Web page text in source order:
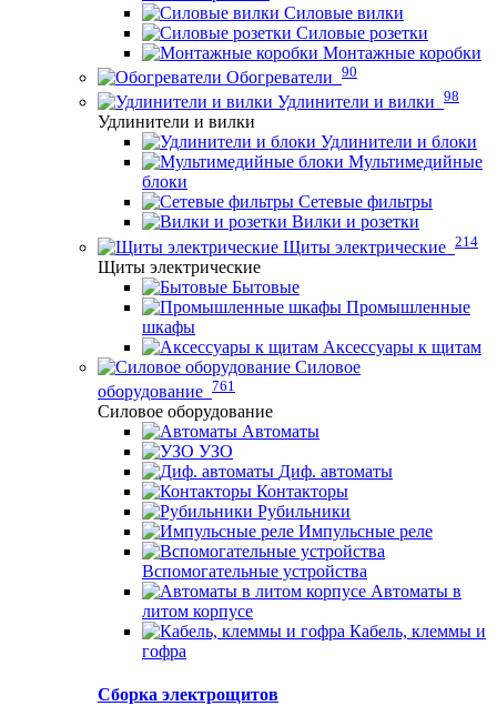
Силовые вилки
Силовые розетки
Монтажные коробки
Обогреватели 90
Удлинители и вилки 98
Удлинители и вилки
Удлинители и блоки
Мультимедийные
блоки
Сетевые фильтры
Вилки и розетки
Щиты электрические 214
Щиты электрические
Бытовые
Промышленные
шкафы
Аксессуары к щитам
Силовое
оборудование 761
Силовое оборудование
Автоматы
УЗО
Диф. автоматы
Контакторы
Рубильники
Импульсные реле
Вспомогательные устройства
Автоматы в
литом корпусе
Кабель, клеммы и
гофра
Сборка электрощитов